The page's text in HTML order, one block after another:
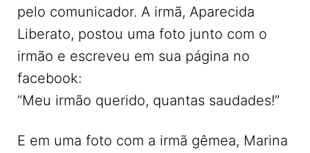
pelo comunicador. A irmã, Aparecida
Liberato, postou uma foto junto com o
irmão e escreveu em sua página no
facebook:
“Meu irmão querido, quantas saudades!”
E em uma foto com a irmã gêmea, Marina